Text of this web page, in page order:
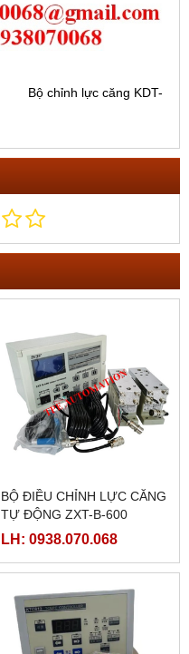
Bộ chỉnh lực căng KDT-
BỘ ĐIỀU CHỈNH LỰC CĂNG
TỰ ĐỘNG ZXT-B-600
LH: 0938.070.068